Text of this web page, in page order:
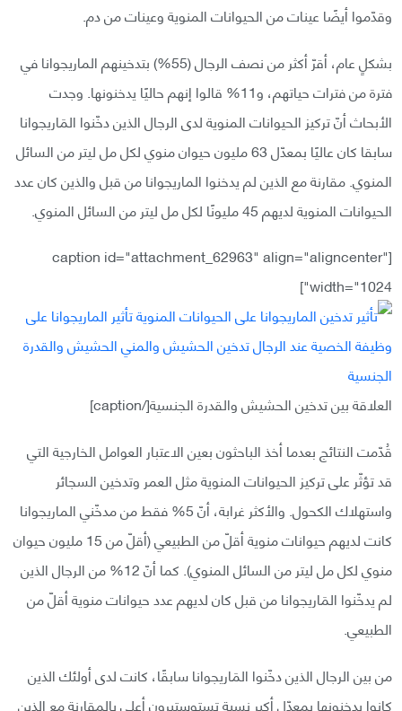
وقدّموا أيضًا عينات من الحيوانات المنوية وعينات من دم.
بشكلٍ عام، أقرّ أكثر من نصف الرجال (55%) بتدخينهم الماريجوانا في
فترة من فترات حياتهم، و11% قالوا إنهم حاليًا يدخنونها. وجدت
الأبحاث أنّ تركيز الحيوانات المنوية لدى الرجال الذين دخّنوا المَاريجوانا
سابقا كان عاليًا بمعدّل 63 مليون حيوان منوي لكل مل ليتر من السائل
المنوي. مقارنة مع الذين لم يدخنوا الماريجوانا من قبل والذين كان عدد
الحيوانات المنوية لديهم 45 مليونًا لكل مل ليتر من السائل المنوي.
[caption id="attachment_62963" align="aligncenter"
width="1024"]
العلاقة بين تدخين الحشيش والقدرة الجنسية[/caption]
قُدّمت النتائج بعدما أخذ الباحثون بعين الاعتبار العوامل الخارجية التي
قد تؤثّر على تركيز الحيوانات المنوية مثل العمر وتدخين السجائر
واستهلاك الكحول. والأكثر غرابة، أنّ 5% فقط من مدخّني الماريجوانا
كانت لديهم حيوانات منوية أقلّ من الطبيعي (أقلّ من 15 مليون حيوان
منوي لكل مل ليتر من السائل المنوي). كما أنّ 12% من الرجال الذين
لم يدخّنوا المَاريجوانا من قبل كان لديهم عدد حيوانات منوية أقلّ من
الطبيعي.
من بين الرجال الذين دخّنوا المَاريجوانا سابقًا، كانت لدى أولئك الذين
كانوا يدخنونها بمعدّل أكبر نسبة تستوستيرون أعلى بالمقارنة مع الذين